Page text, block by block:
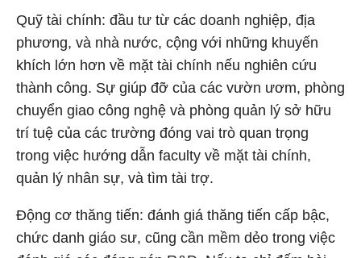
Quỹ tài chính: đầu tư từ các doanh nghiệp, địa
phương, và nhà nước, cộng với những khuyến
khích lớn hơn về mặt tài chính nếu nghiên cứu
thành công. Sự giúp đỡ của các vườn ươm, phòng
chuyển giao công nghệ và phòng quản lý sở hữu
trí tuệ của các trường đóng vai trò quan trọng
trong việc hướng dẫn faculty về mặt tài chính,
quản lý nhân sự, và tìm tài trợ.
Động cơ thăng tiến: đánh giá thăng tiến cấp bậc,
chức danh giáo sư, cũng cần mềm dẻo trong việc